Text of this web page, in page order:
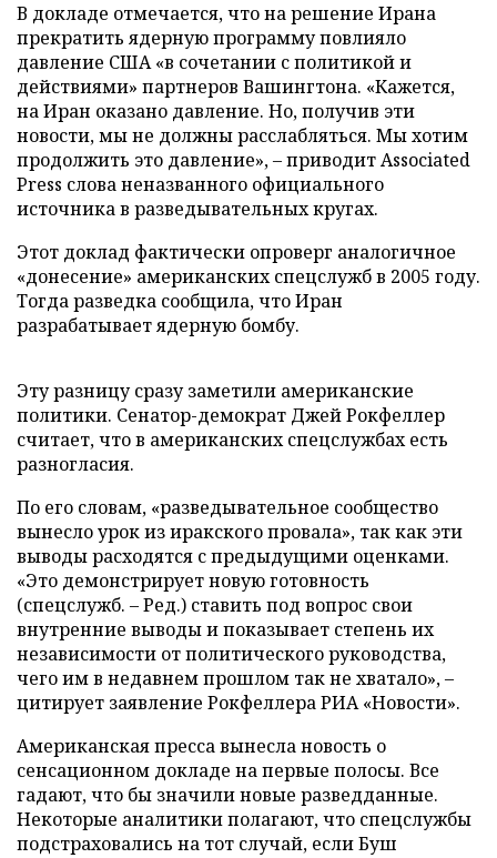
В докладе отмечается, что на решение Ирана
прекратить ядерную программу повлияло
давление США «в сочетании с политикой и
действиями» партнеров Вашингтона. «Кажется,
на Иран оказано давление. Но, получив эти
новости, мы не должны расслабляться. Мы хотим
продолжить это давление», – приводит Associated
Press слова неназванного официального
источника в разведывательных кругах.
Этот доклад фактически опроверг аналогичное
«донесение» американских спецслужб в 2005 году.
Тогда разведка сообщила, что Иран
разрабатывает ядерную бомбу.
Эту разницу сразу заметили американские
политики. Сенатор-демократ Джей Рокфеллер
считает, что в американских спецслужбах есть
разногласия.
По его словам, «разведывательное сообщество
вынесло урок из иракского провала», так как эти
выводы расходятся с предыдущими оценками.
«Это демонстрирует новую готовность
(спецслужб. – Ред.) ставить под вопрос свои
внутренние выводы и показывает степень их
независимости от политического руководства,
чего им в недавнем прошлом так не хватало», –
цитирует заявление Рокфеллера РИА «Новости».
Американская пресса вынесла новость о
сенсационном докладе на первые полосы. Все
гадают, что бы значили новые разведданные.
Некоторые аналитики полагают, что спецслужбы
подстраховались на тот случай, если Буш